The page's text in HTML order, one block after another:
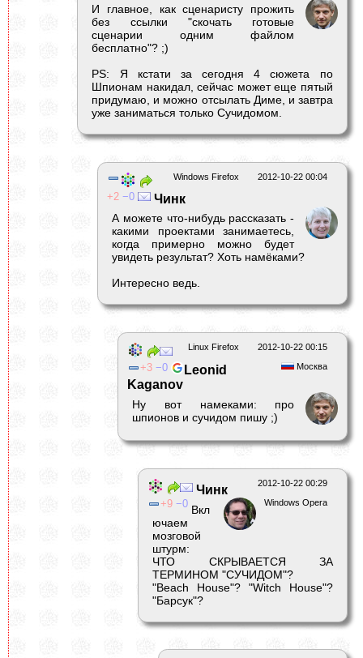
И главное, как сценаристу прожить
без ссылки "скочать готовые
сценарии одним файлом
бесплатно"? ;)
PS: Я кстати за сегодня 4 сюжета по
Шпионам накидал, сейчас может еще пятый
придумаю, и можно отсылать Диме, и завтра
уже заниматься только Сучидомом.
2012-10-22 00:04
Windows Firefox
2 0 Чинк
А можете что-нибудь рассказать -
какими проектами занимаетесь,
когда примерно можно будет
увидеть результат? Хоть намёками?
Интересно ведь.
2012-10-22 00:15
Linux Firefox
Москва
3 0
Leonid
Kaganov
Ну вот намеками: про
шпионов и сучидом пишу ;)
2012-10-22 00:29
Windows Opera
9 0
Чинк
Вкл
ючаем
мозговой
штурм:
ЧТО СКРЫВАЕТСЯ ЗА
ТЕРМИНОМ "СУЧИДОМ"?
"Beach House"? "Witch House"?
"Барсук"?